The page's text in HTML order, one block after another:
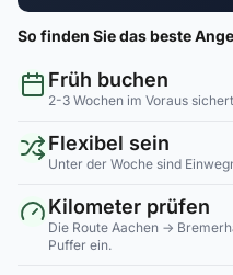
So finden Sie das beste
Früh buchen
2-3 Wochen im Voraus
Flexibel sein
Unter der Woche sind
Kilometer prüfen
Die Route Aachen →
Puffer ein.